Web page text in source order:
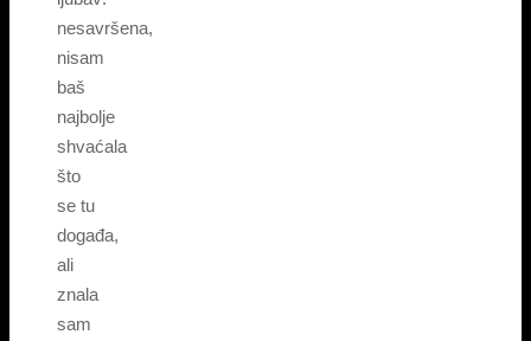
nesavršena,
nisam
baš
najbolje
shvaćala
što
se tu
događa,
ali
znala
sam